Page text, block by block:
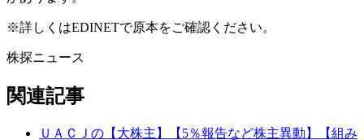
※詳しくはEDINETで原本をご確認ください。
株探ニュース
関連記事
ＵＡＣＪの【大株主】【5％報告など株主異動】【組み